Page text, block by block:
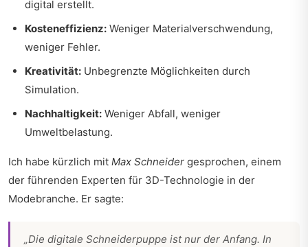
digital erstellt.
Kosteneffizienz: Weniger Materialverschwendung,
weniger Fehler.
Kreativität: Unbegrenzte Möglichkeiten durch
Simulation.
Nachhaltigkeit: Weniger Abfall, weniger
Umweltbelastung.
Ich habe kürzlich mit Max Schneider gesprochen, einem
der führenden Experten für 3D-Technologie in der
Modebranche. Er sagte:
„Die digitale Schneiderpuppe ist nur der Anfang. In